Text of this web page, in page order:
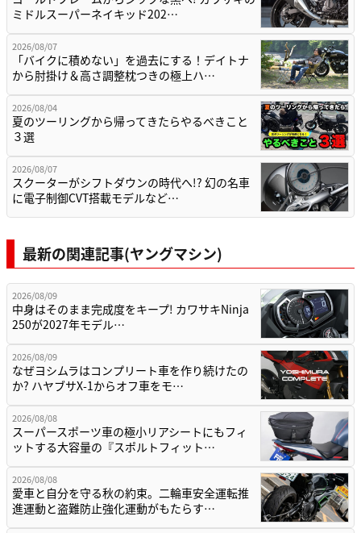
ミドルスーパーネイキッド202…
2026/08/07
「バイクに積めない」を過去にする！デイトナ
から肘掛け＆高さ調整枕つきの極上ハ…
2026/08/04
夏のツーリングから帰ってきたらやるべきこと
３選
2026/08/07
スクーターがシフトダウンの時代へ!? 幻の名車
に電子制御CVT搭載モデルなど…
最新の関連記事(ヤングマシン)
2026/08/09
中身はそのまま完成度をキープ! カワサキNinja
250が2027年モデル…
2026/08/09
なぜヨシムラはコンプリート車を作り続けたの
か? ハヤブサX-1からオフ車をモ…
2026/08/08
スーパースポーツ車の極小リアシートにもフィ
ットする大容量の『スポルトフィット…
2026/08/08
愛車と自分を守る秋の約束。二輪車安全運転推
進運動と盗難防止強化運動がもたらす…